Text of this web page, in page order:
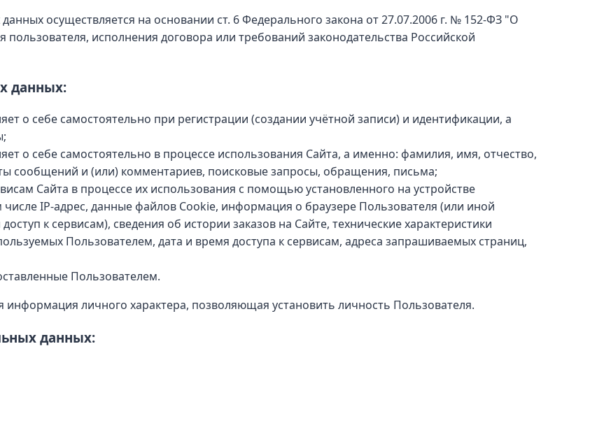
осуществляется на основании ст. 6 Федерального закона от 27.07.2006 г. № 152-ФЗ "О
исполнения договора или требований законодательства Российской
данных:
о себе самостоятельно при регистрации (создании учётной записи) и идентификации, а
о себе самостоятельно в процессе использования Сайта, а именно: фамилия, имя, отчество,
сообщений и (или) комментариев, поисковые запросы, обращения, письма;
Сайта в процессе их использования с помощью установленного на устройстве
IP-адрес, данные файлов Cookie, информация о браузере Пользователя (или иной
к сервисам), сведения об истории заказов на Сайте, технические характеристики
Пользователем, дата и время доступа к сервисам, адреса запрашиваемых страниц,
Пользователем.
личного характера, позволяющая установить личность Пользователя.
данных: